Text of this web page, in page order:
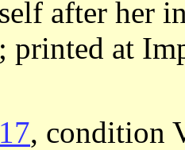
after her
; printed at
, condition